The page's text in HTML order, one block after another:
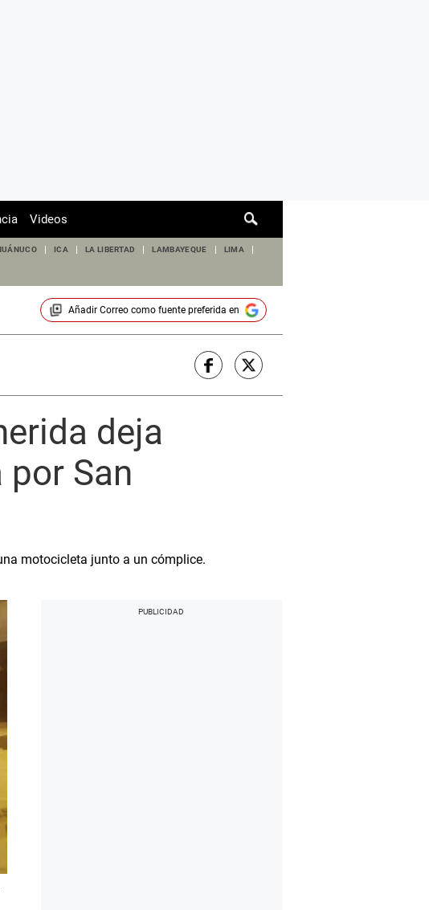
de
Videos
ICA LA LIBERTAD LAMBAYEQUE LIMA
Añadir Correocomo fuente preferida en
deja
San
motocicleta junto a un cómplice.